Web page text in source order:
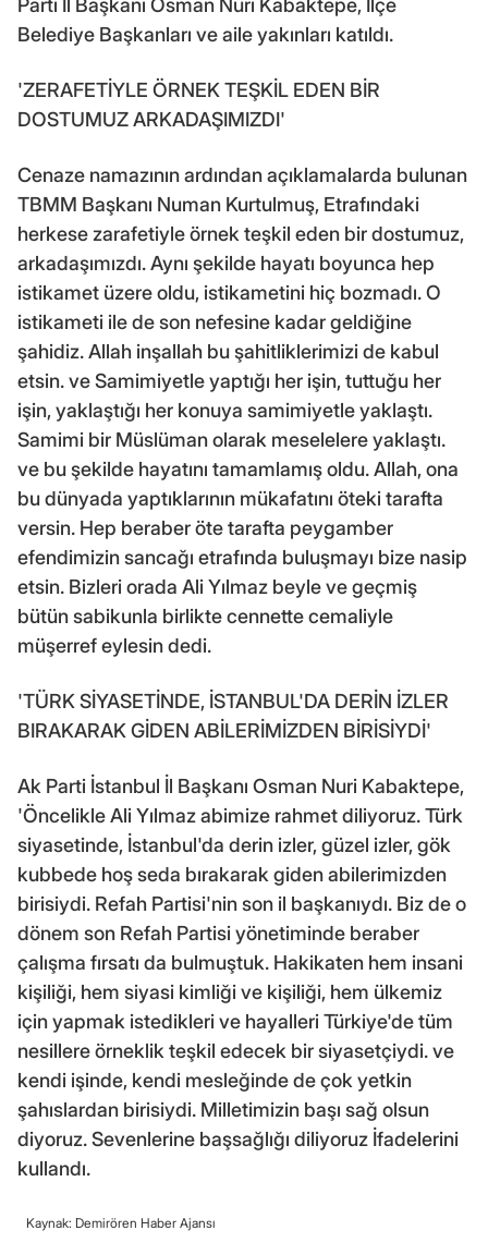
Parti İl Başkanı Osman Nuri Kabaktepe, İlçe
Belediye Başkanları ve aile yakınları katıldı.
'ZERAFETİYLE ÖRNEK TEŞKİL EDEN BİR
DOSTUMUZ ARKADAŞIMIZDI'
Cenaze namazının ardından açıklamalarda bulunan
TBMM Başkanı Numan Kurtulmuş, Etrafındaki
herkese zarafetiyle örnek teşkil eden bir dostumuz,
arkadaşımızdı. Aynı şekilde hayatı boyunca hep
istikamet üzere oldu, istikametini hiç bozmadı. O
istikameti ile de son nefesine kadar geldiğine
şahidiz. Allah inşallah bu şahitliklerimizi de kabul
etsin. ve Samimiyetle yaptığı her işin, tuttuğu her
işin, yaklaştığı her konuya samimiyetle yaklaştı.
Samimi bir Müslüman olarak meselelere yaklaştı.
ve bu şekilde hayatını tamamlamış oldu. Allah, ona
bu dünyada yaptıklarının mükafatını öteki tarafta
versin. Hep beraber öte tarafta peygamber
efendimizin sancağı etrafında buluşmayı bize nasip
etsin. Bizleri orada Ali Yılmaz beyle ve geçmiş
bütün sabikunla birlikte cennette cemaliyle
müşerref eylesin dedi.
'TÜRK SİYASETİNDE, İSTANBUL'DA DERİN İZLER
BIRAKARAK GİDEN ABİLERİMİZDEN BİRİSİYDİ'
Ak Parti İstanbul İl Başkanı Osman Nuri Kabaktepe,
'Öncelikle Ali Yılmaz abimize rahmet diliyoruz. Türk
siyasetinde, İstanbul'da derin izler, güzel izler, gök
kubbede hoş seda bırakarak giden abilerimizden
birisiydi. Refah Partisi'nin son il başkanıydı. Biz de o
dönem son Refah Partisi yönetiminde beraber
çalışma fırsatı da bulmuştuk. Hakikaten hem insani
kişiliği, hem siyasi kimliği ve kişiliği, hem ülkemiz
için yapmak istedikleri ve hayalleri Türkiye'de tüm
nesillere örneklik teşkil edecek bir siyasetçiydi. ve
kendi işinde, kendi mesleğinde de çok yetkin
şahıslardan birisiydi. Milletimizin başı sağ olsun
diyoruz. Sevenlerine başsağlığı diliyoruz İfadelerini
kullandı.
Kaynak: Demirören Haber Ajansı